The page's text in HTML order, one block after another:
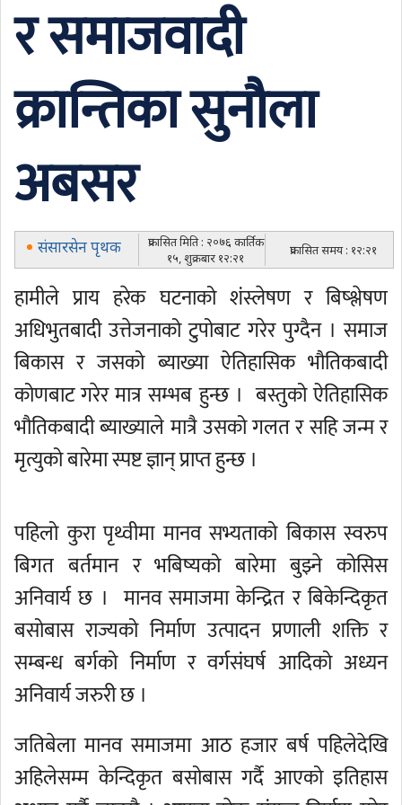
र समाजवादी
क्रान्तिका सुनौला
अबसर
संसारसेन पृथक
प्रकासित मिति : २०७६ कार्तिक
१५, शुक्रबार १२:२१
प्रकासित समय : १२:२१
हामीले प्राय हरेक घटनाको शंस्लेषण र बिष्श्लेषण
अधिभुतबादी उत्तेजनाको टुपोबाट गरेर पुग्दैन । समाज
बिकास र जसको ब्याख्या ऐतिहासिक भौतिकबादी
कोणबाट गरेर मात्र सम्भब हुन्छ । बस्तुको ऐतिहासिक
भौतिकबादी ब्याख्याले मात्रै उसको गलत र सहि जन्म र
मृत्युको बारेमा स्पष्ट ज्ञान् प्राप्त हुन्छ ।
पहिलो कुरा पृथ्वीमा मानव सभ्यताको बिकास स्वरुप
बिगत बर्तमान र भबिष्यको बारेमा बुझ्ने कोसिस
अनिवार्य छ । मानव समाजमा केन्द्रित र बिकेन्दिकृत
बसोबास राज्यको निर्माण उत्पादन प्रणाली शक्ति र
सम्बन्ध बर्गको निर्माण र वर्गसंघर्ष आदिको अध्यन
अनिवार्य जरुरी छ ।
जतिबेला मानव समाजमा आठ हजार बर्ष पहिलेदेखि
अहिलेसम्म केन्दिकृत बसोबास गर्दै आएको इतिहास